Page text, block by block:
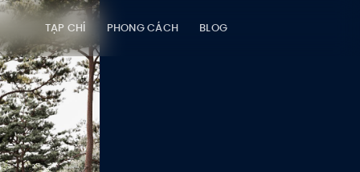
TẠP CHÍ PHONG CÁCH BLOG